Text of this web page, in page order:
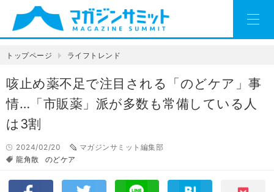
トップページ ライフトレンド
咳止め薬不足で注目される「のどケア」事
情…「市販薬」派が多数も常備している人
は3割
2024/02/20
マガジンサミット編集部
龍角散
のどケア